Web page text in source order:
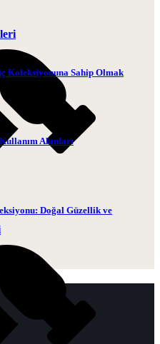
Koleksiyonuna Sahip Olmak
Alanları
Doğal Güzellik ve